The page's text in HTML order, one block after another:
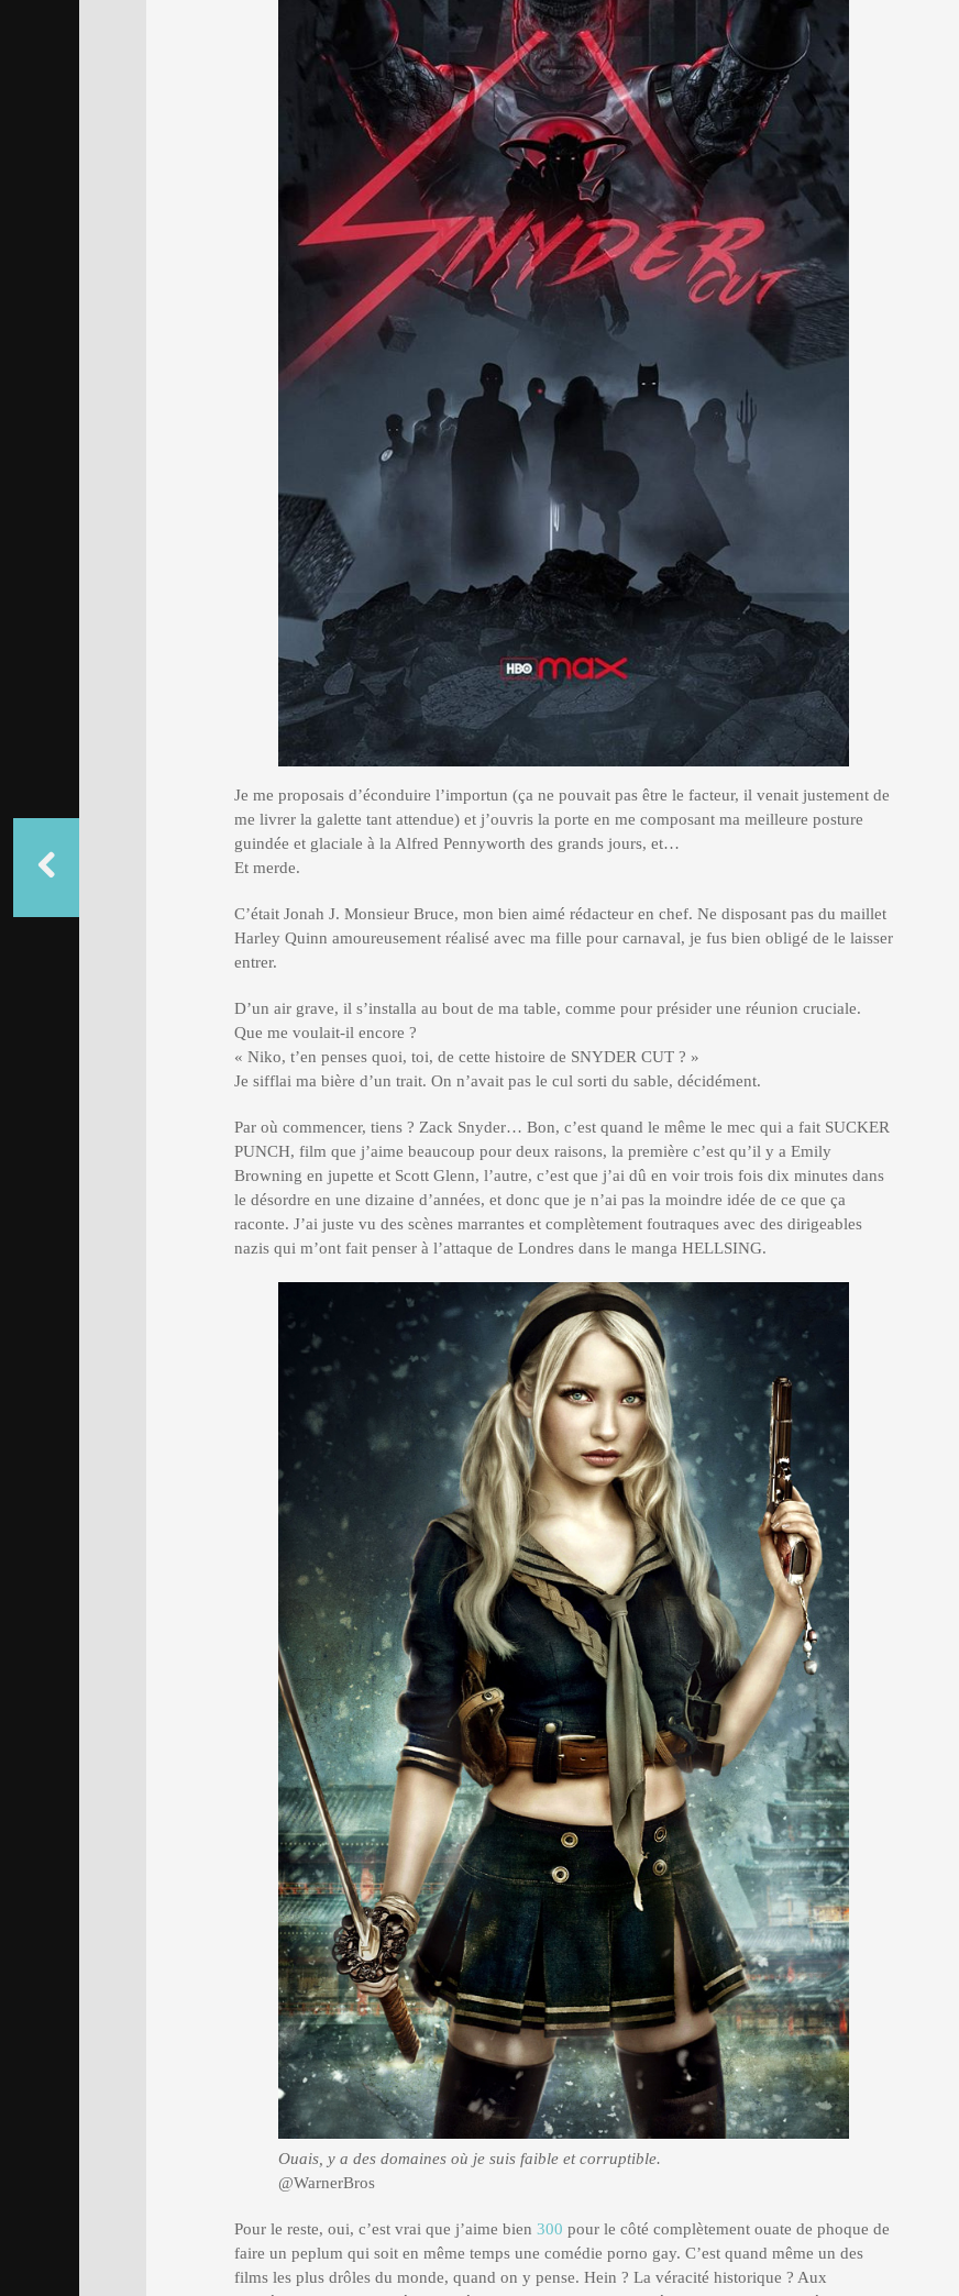
Je me proposais d’éconduire l’importun (ça ne pouvait pas être le facteur, il venait justement de
me livrer la galette tant attendue) et j’ouvris la porte en me composant ma meilleure posture
guindée et glaciale à la Alfred Pennyworth des grands jours, et…
Et merde.
C’était Jonah J. Monsieur Bruce, mon bien aimé rédacteur en chef. Ne disposant pas du maillet
Harley Quinn amoureusement réalisé avec ma fille pour carnaval, je fus bien obligé de le laisser
entrer.
D’un air grave, il s’installa au bout de ma table, comme pour présider une réunion cruciale.
Que me voulait-il encore ?
« Niko, t’en penses quoi, toi, de cette histoire de SNYDER CUT ? »
Je sifflai ma bière d’un trait. On n’avait pas le cul sorti du sable, décidément.
Par où commencer, tiens ? Zack Snyder… Bon, c’est quand le même le mec qui a fait SUCKER
PUNCH, film que j’aime beaucoup pour deux raisons, la première c’est qu’il y a Emily
Browning en jupette et Scott Glenn, l’autre, c’est que j’ai dû en voir trois fois dix minutes dans
le désordre en une dizaine d’années, et donc que je n’ai pas la moindre idée de ce que ça
raconte. J’ai juste vu des scènes marrantes et complètement foutraques avec des dirigeables
nazis qui m’ont fait penser à l’attaque de Londres dans le manga HELLSING.
Ouais, y a des domaines où je suis faible et corruptible.
@WarnerBros
Pour le reste, oui, c’est vrai que j’aime bien 300 pour le côté complètement ouate de phoque de
faire un peplum qui soit en même temps une comédie porno gay. C’est quand même un des
films les plus drôles du monde, quand on y pense. Hein ? La véracité historique ? Aux